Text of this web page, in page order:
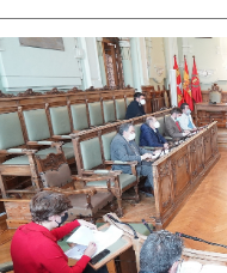
la
noticia